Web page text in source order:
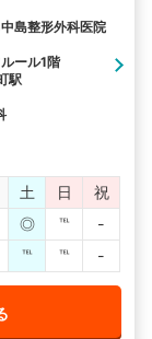
島整形外科医院
ール1階
駅
土 日
祝
◎ ℡
-
℡ ℡ -